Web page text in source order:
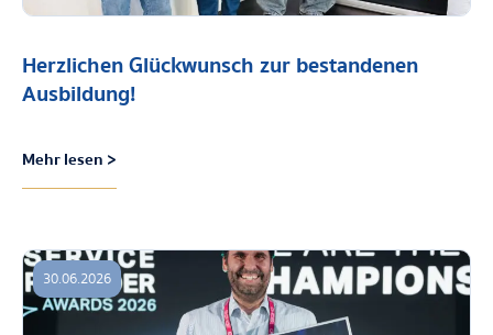
Herzlichen Glückwunsch zur bestandenen
Ausbildung!
Mehr lesen >
30.06.2026